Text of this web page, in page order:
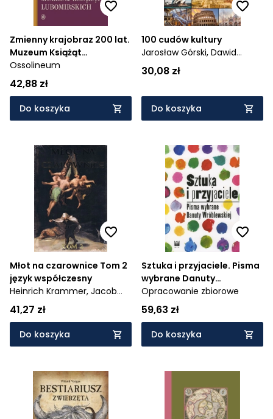
Zmienny krajobraz 200 lat.
Muzeum Książąt
Lubomirskich
Ossolineum
42,88 zł
Do koszyka
100 cudów kultury
Jarosław Górski, Dawid
Lasociński,
Izabela Wojtyczka
30,08 zł
Do koszyka
Młot na czarownice Tom 2
język współczesny
Heinrich Krammer, Jacob
Sprenger
41,27 zł
Do koszyka
Sztuka i przyjaciele. Pisma
wybrane Danuty
Wróblewskiej
Opracowanie zbiorowe
59,63 zł
Do koszyka